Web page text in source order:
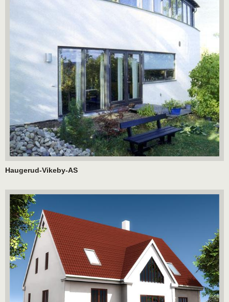
Haugerud-Vikeby-AS